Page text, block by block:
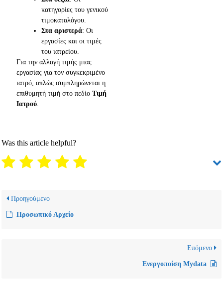
κατηγορίες του γενικού
τιμοκαταλόγου.
Στα αριστερά: Οι
εργασίες και οι τιμές
του ιατρείου.
Για την αλλαγή τιμής μιας
εργασίας για τον συγκεκριμένο
ιατρό, απλώς συμπληρώνεται η
επιθυμητή τιμή στο πεδίο Τιμή
Ιατρού.
Was this article helpful?
Προηγούμενο
Προσωπικό Αρχείο
Επόμενο
Ενεργοποίση Mydata